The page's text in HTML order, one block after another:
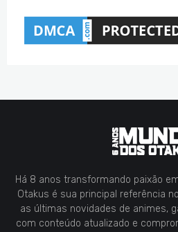
Há 8 anos transformando paixão
Otakus é sua principal referência
as últimas novidades de animes,
com conteúdo atualizado e